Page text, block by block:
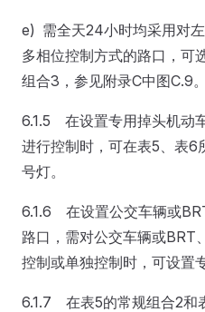
e) 需全天24小时均采用对
多相位控制方式的路口，可
组合3，参见附录C中图C.9。
6.1.5 在设置专用掉头机动
进行控制时，可在表5、表6
号灯。
6.1.6 在设置公交车辆或
路口，需对公交车辆或BRT
控制或单独控制时，可设置
6.1.7 在表5的常规组合2和